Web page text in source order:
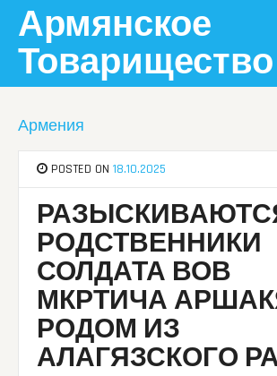
content
Армянское
Товарищество
Армения
POSTED ON18.10.2025
РОДСТВЕННИКИ
СОЛДАТА ВОВ
МКРТИЧА
РОДОМ ИЗ
АЛАГЯЗСКОГО